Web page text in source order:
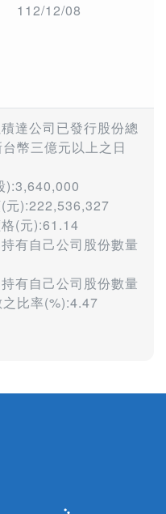
112/12/08
達公司已發行股份總
幣三億元以上之日
):3,640,000
元):222,536,327
(元):61.14
有自己公司股份數量
有自己公司股份數量
比率(%):4.47